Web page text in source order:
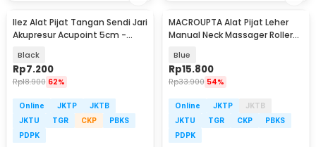
Ilez Alat Pijat Tangan Sendi Jari
Akupresur Acupoint 5cm -
Black
Rp7.200
Rp18.900 62%
Online JKTP
JKTB
JKTU
TGR CKP
PBKS
PDPK
MACROUPTA Alat Pijat Leher
Manual Neck Massager Roller
Blue
Rp15.800
Rp33.900 54%
Online JKTP
JKTB
JKTU
TGR CKP
PBKS
PDPK